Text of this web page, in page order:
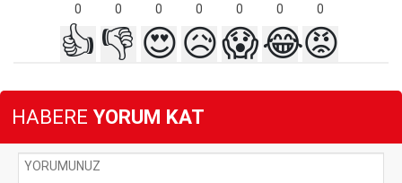
0 0 0 0 0 0 0
👍 👎 😍😥😱😂😡
HABERE YORUM KAT